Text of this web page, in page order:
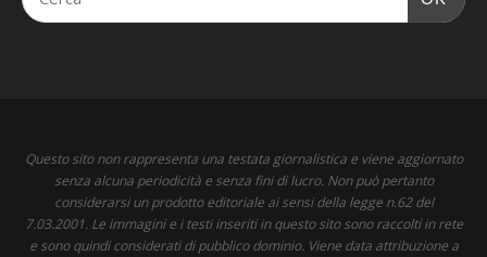
Questo sito non rappresenta una testata giornalistica e viene aggiornato
senza alcuna periodicità e senza fini di lucro. Non può pertanto
considerarsi un prodotto editoriale ai sensi della legge n.62 del
7.03.2001. Le immagini e i testi inseriti in questo sito sono raccolti in rete
e sono quindi considerati di pubblico dominio. Viene data attribuzione a